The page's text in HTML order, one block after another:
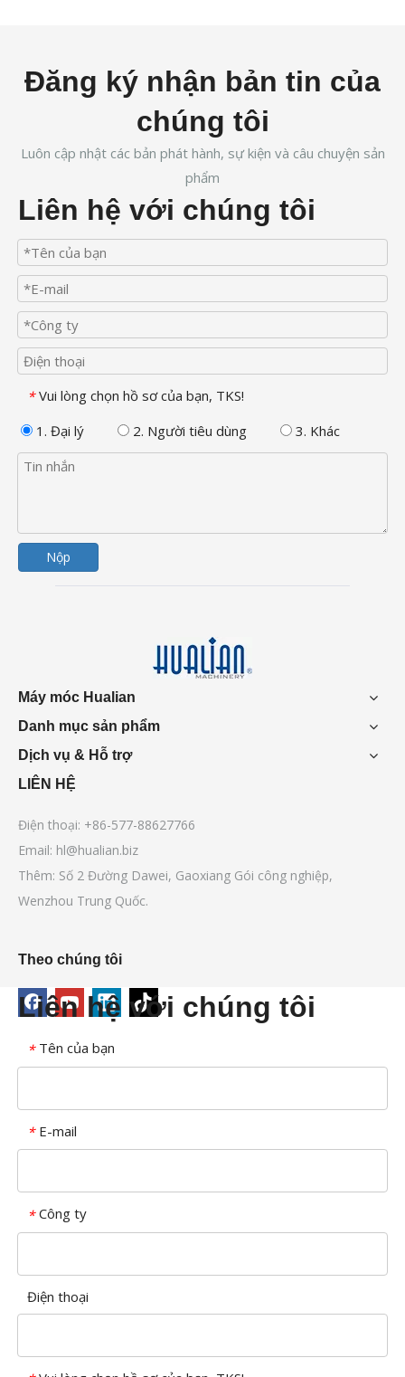
Đăng ký nhận bản tin của
chúng tôi
Luôn cập nhật các bản phát hành, sự kiện và câu chuyện sản
phẩm
Liên hệ với chúng tôi
* Vui lòng chọn hồ sơ của bạn, TKS!
1. Đại lý
2. Người tiêu dùng 3. Khác
Nộp
Máy móc Hualian
Danh mục sản phẩm
Dịch vụ & Hỗ trợ
LIÊN HỆ
Điện thoại: +86-577-88627766
Email: hl@hualian.biz
Thêm: Số 2 Đường Dawei, Gaoxiang Gói công nghiệp,
Wenzhou Trung Quốc.
Theo chúng tôi
Liên hệ với chúng tôi
* Tên của bạn
* E-mail
* Công ty
Điện thoại